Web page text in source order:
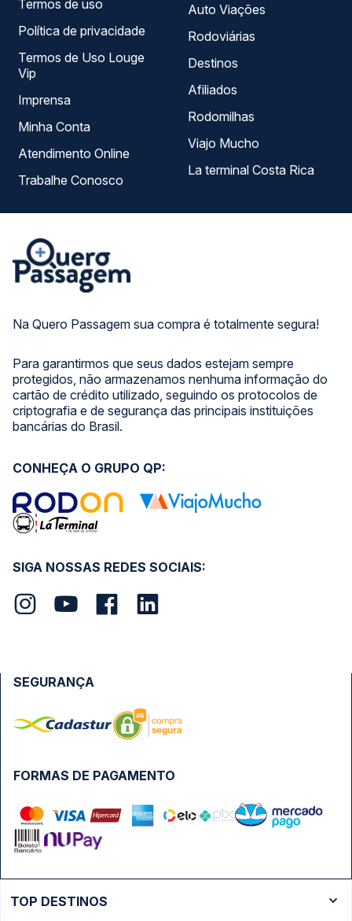
Na Quero Passagem sua compra é totalmente segura!
Para garantirmos que seus dados estejam sempre
protegidos, não armazenamos nenhuma informação do
cartão de crédito utilizado, seguindo os protocolos de
criptografia e de segurança das principais instituições
bancárias do Brasil.
Termos de uso
Política de privacidade
Termos de Uso Louge
Vip
Imprensa
Minha Conta
Atendimento Online
Trabalhe Conosco
Auto Viações
Rodoviárias
Destinos
Afiliados
Rodomilhas
Viajo Mucho
La terminal Costa Rica
SIGA NOSSAS REDES SOCIAIS:
CONHEÇA O GRUPO QP:
FORMAS DE PAGAMENTO
SEGURANÇA
TOP DESTINOS